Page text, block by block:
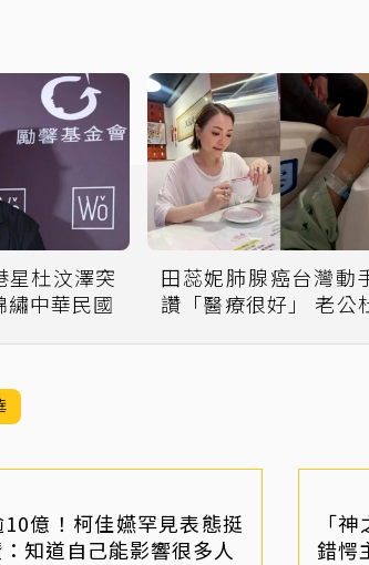
星杜汶澤突
繡中華民國
田蕊妮肺腺癌台灣動
讚「醫療很好」 老公
億！柯佳嬿罕見表態挺
知道自己能影響很多人
「
錯愕